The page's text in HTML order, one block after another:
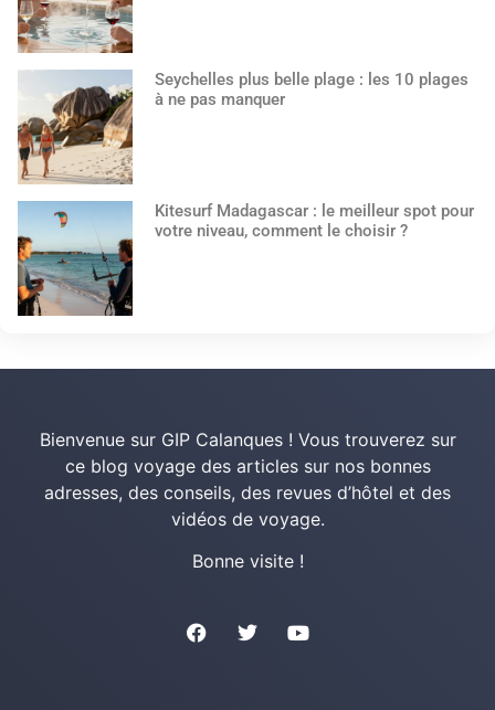
Seychelles plus belle plage : les 10 plages
à ne pas manquer
Kitesurf Madagascar : le meilleur spot pour
votre niveau, comment le choisir ?
Bienvenue sur GIP Calanques ! Vous trouverez sur
ce blog voyage des articles sur nos bonnes
adresses, des conseils, des revues d’hôtel et des
vidéos de voyage.
Bonne visite !